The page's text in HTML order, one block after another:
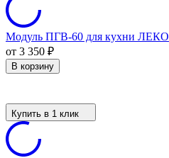
Модуль ПГВ-60 для кухни ЛЕКО
от 3 350 ₽
В корзину
Купить в 1 клик